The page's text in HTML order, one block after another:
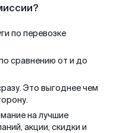
по перевозке
сравнению от и до
Это выгоднее чем
на лучшие
акции, скидки и